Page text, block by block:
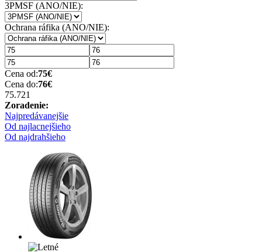
3PMSF (ANO/NIE):
Ochrana ráfika (ANO/NIE):
Cena od:75€
Cena do:76€
75.721
Zoradenie:
Najpredávanejšie
Od najlacnejšieho
Od najdrahšieho